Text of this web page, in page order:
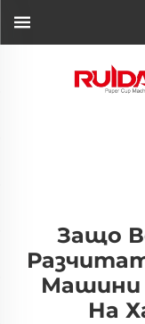
Защо
Машини
На